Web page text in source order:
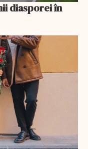
diasporei în